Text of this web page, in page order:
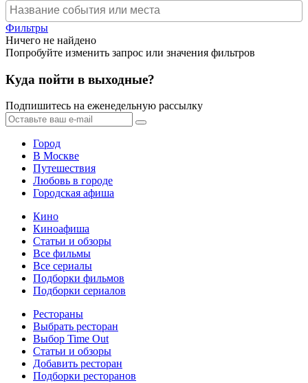
Фильтры
Ничего не найдено
Попробуйте изменить запрос или значения фильтров
Куда пойти в выходные?
Подпишитесь на еженедельную рассылку
Город
В Москве
Путешествия
Любовь в городе
Городская афиша
Кино
Киноафиша
Статьи и обзоры
Все фильмы
Все сериалы
Подборки фильмов
Подборки сериалов
Рестораны
Выбрать ресторан
Выбор Time Out
Статьи и обзоры
Добавить ресторан
Подборки ресторанов